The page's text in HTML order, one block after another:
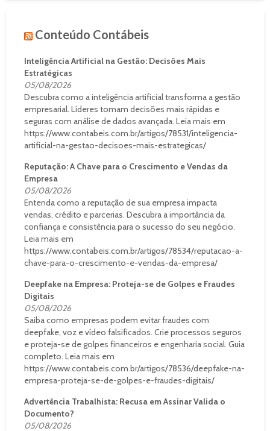
Conteúdo Contábeis
Inteligência Artificial na Gestão: Decisões Mais
Estratégicas
05/08/2026
Descubra como a inteligência artificial transforma a gestão
empresarial. Líderes tomam decisões mais rápidas e
seguras com análise de dados avançada. Leia mais em
https://www.contabeis.com.br/artigos/78531/inteligencia-
artificial-na-gestao-decisoes-mais-estrategicas/
Reputação: A Chave para o Crescimento e Vendas da
Empresa
05/08/2026
Entenda como a reputação de sua empresa impacta
vendas, crédito e parcerias. Descubra a importância da
confiança e consistência para o sucesso do seu negócio.
Leia mais em
https://www.contabeis.com.br/artigos/78534/reputacao-a-
chave-para-o-crescimento-e-vendas-da-empresa/
Deepfake na Empresa: Proteja-se de Golpes e Fraudes
Digitais
05/08/2026
Saiba como empresas podem evitar fraudes com
deepfake, voz e vídeo falsificados. Crie processos seguros
e proteja-se de golpes financeiros e engenharia social. Guia
completo. Leia mais em
https://www.contabeis.com.br/artigos/78536/deepfake-na-
empresa-proteja-se-de-golpes-e-fraudes-digitais/
Advertência Trabalhista: Recusa em Assinar Valida o
Documento?
05/08/2026